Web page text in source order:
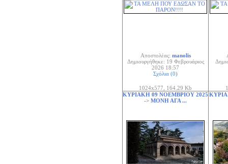
Αποστολέας: manolis
Δημιουργήθηκε: 19 Φεβρουάριος
2026 18:57
Σχόλια (0)
1024x577, 164.29 Kb
ΚΥΡΙΑΚΗ 09 ΝΟΕΜΒΡΙΟΥ 2025
-> ΜΟΝΗ ΑΓΑ ...